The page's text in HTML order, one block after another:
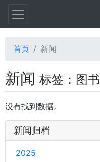
首页 新闻
新闻 标签：图书
没有找到数据。
新闻归档
2025